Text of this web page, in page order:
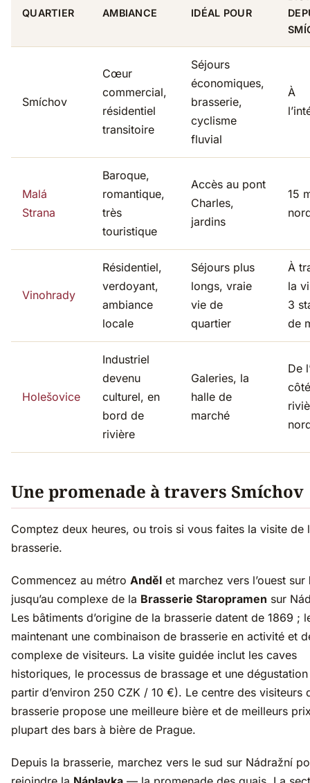
QUARTIER AMBIANCE IDÉAL POUR
Smíchov
Cœur
commercial,
résidentiel
transitoire
Séjours
économiques,
brasserie,
cyclisme
fluvial
À
Malá
Strana
Baroque,
romantique,
très
touristique
Accès au pont
Charles,
jardins
15
Vinohrady
Résidentiel,
verdoyant,
ambiance
locale
Séjours plus
longs, vraie
vie de
quartier
À
la
3
de
Holešovice
Industriel
devenu
culturel, en
bord de
rivière
Galeries, la
halle de
marché
De
Une promenade à travers Smíchov
Comptez deux heures, ou trois si vous faites la visite de
brasserie.
Commencez au métro Anděl et marchez vers l’ouest sur
jusqu’au complexe de la Brasserie Staropramen sur
Les bâtiments d’origine de la brasserie datent de 1869 ;
maintenant une combinaison de brasserie en activité et
complexe de visiteurs. La visite guidée inclut les caves
historiques, le processus de brassage et une
partir d’environ 250 CZK / 10 €). Le centre des visiteurs
brasserie propose une meilleure bière et de meilleurs
plupart des bars à bière de Prague.
Depuis la brasserie, marchez vers le sud sur Nádražní